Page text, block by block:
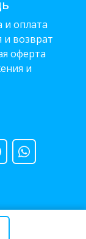
и оплата
и возврат
оферта
и